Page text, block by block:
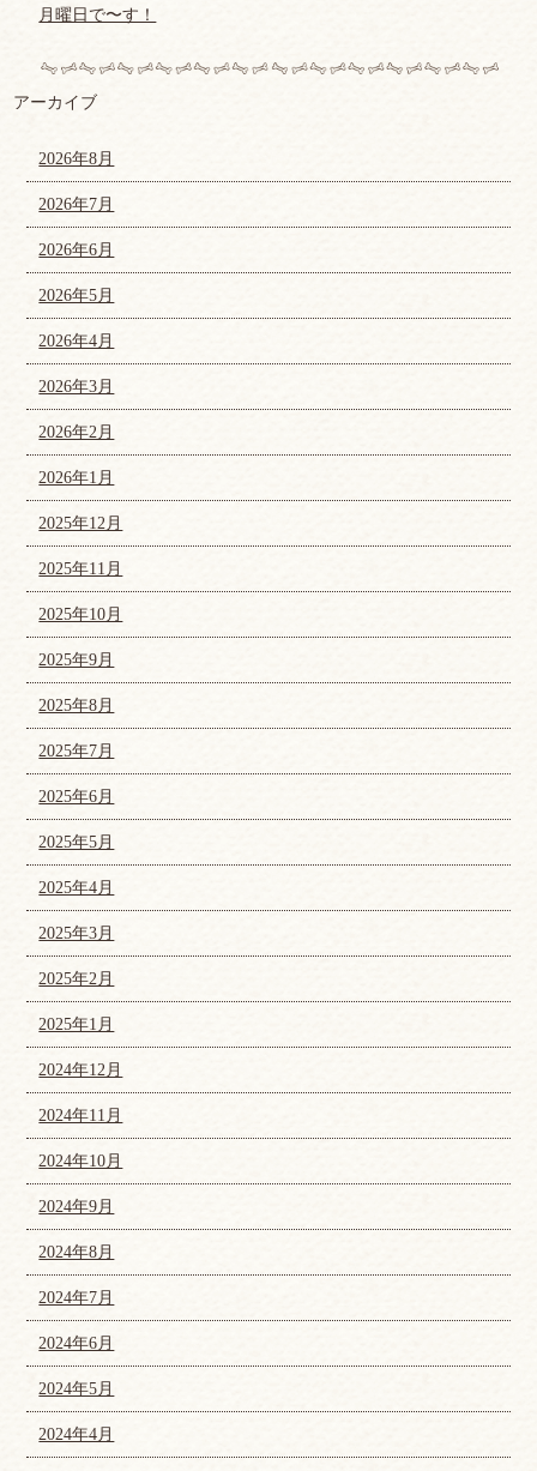
月曜日で〜す！
アーカイブ
2026年8月
2026年7月
2026年6月
2026年5月
2026年4月
2026年3月
2026年2月
2026年1月
2025年12月
2025年11月
2025年10月
2025年9月
2025年8月
2025年7月
2025年6月
2025年5月
2025年4月
2025年3月
2025年2月
2025年1月
2024年12月
2024年11月
2024年10月
2024年9月
2024年8月
2024年7月
2024年6月
2024年5月
2024年4月